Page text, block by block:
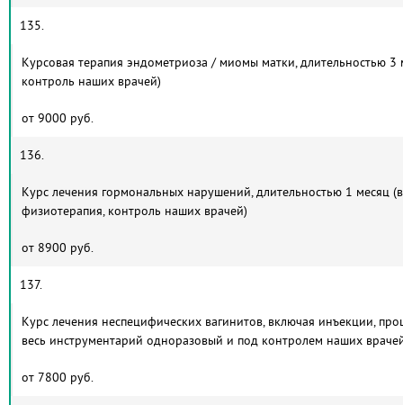
135.
Курсовая терапия эндометриоза / миомы матки, длительностью
контроль наших врачей)
от 9000 руб.
136.
Курс лечения гормональных нарушений, длительностью 1 месяц
физиотерапия, контроль наших врачей)
от 8900 руб.
137.
Курс лечения неспецифических вагинитов, включая инъекции,
весь инструментарий одноразовый и под контролем наших
от 7800 руб.